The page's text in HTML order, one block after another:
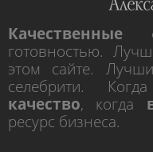
Качественные
готовностью.
этом сайте.
селебрити.
качество, когда
ресурс бизнеса.